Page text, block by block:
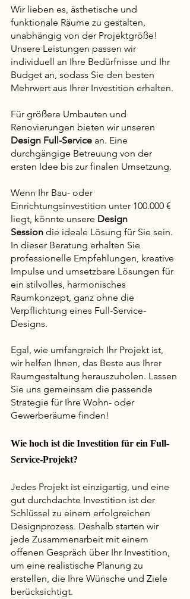
Wir lieben es, ästhetische und
funktionale Räume zu gestalten,
unabhängig von der Projektgröße!
Unsere Leistungen passen wir
individuell an Ihre Bedürfnisse und Ihr
Budget an, sodass Sie den besten
Mehrwert aus Ihrer Investition erhalten.
Für größere Umbauten und
Renovierungen bieten wir unseren
Design Full-Service an. Eine
durchgängige Betreuung von der
ersten Idee bis zur finalen Umsetzung.
Wenn Ihr Bau- oder
Einrichtungsinvestition unter 100.000 €
liegt, könnte unsere Design
Session die ideale Lösung für Sie sein.
In dieser Beratung erhalten Sie
professionelle Empfehlungen, kreative
Impulse und umsetzbare Lösungen für
ein stilvolles, harmonisches
Raumkonzept, ganz ohne die
Verpflichtung eines Full-Service-
Designs.
Egal, wie umfangreich Ihr Projekt ist,
wir helfen Ihnen, das Beste aus Ihrer
Raumgestaltung herauszuholen. Lassen
Sie uns gemeinsam die passende
Strategie für Ihre Wohn- oder
Gewerberäume finden!
Wie hoch ist die Investition für ein Full-
Service-Projekt?
Jedes Projekt ist einzigartig, und eine
gut durchdachte Investition ist der
Schlüssel zu einem erfolgreichen
Designprozess. Deshalb starten wir
jede Zusammenarbeit mit einem
offenen Gespräch über Ihr Investition,
um eine realistische Planung zu
erstellen, die Ihre Wünsche und Ziele
berücksichtigt.